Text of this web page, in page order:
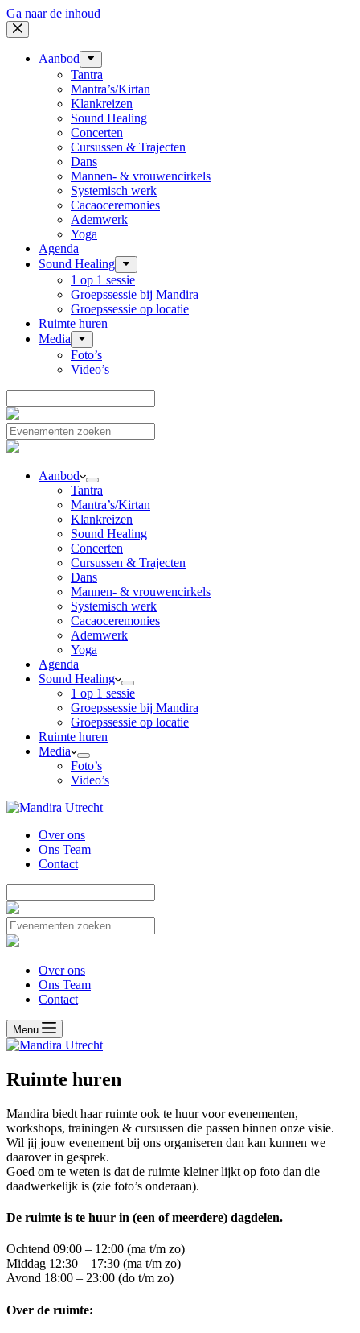
Ga naar de inhoud
Aanbod
Tantra
Mantra’s/Kirtan
Klankreizen
Sound Healing
Concerten
Cursussen & Trajecten
Dans
Mannen- & vrouwencirkels
Systemisch werk
Cacaoceremonies
Ademwerk
Yoga
Agenda
Sound Healing
1 op 1 sessie
Groepssessie bij Mandira
Groepssessie op locatie
Ruimte huren
Media
Foto’s
Video’s
Aanbod
Tantra
Mantra’s/Kirtan
Klankreizen
Sound Healing
Concerten
Cursussen & Trajecten
Dans
Mannen- & vrouwencirkels
Systemisch werk
Cacaoceremonies
Ademwerk
Yoga
Agenda
Sound Healing
1 op 1 sessie
Groepssessie bij Mandira
Groepssessie op locatie
Ruimte huren
Media
Foto’s
Video’s
Over ons
Ons Team
Contact
Over ons
Ons Team
Contact
Menu
Ruimte huren
Mandira biedt haar ruimte ook te huur voor evenementen,
workshops, trainingen & cursussen die passen binnen onze visie.
Wil jij jouw evenement bij ons organiseren dan kan kunnen we
daarover in gesprek.
Goed om te weten is dat de ruimte kleiner lijkt op foto dan die
daadwerkelijk is (zie foto’s onderaan).
De ruimte is te huur in (een of meerdere) dagdelen.
Ochtend 09:00 – 12:00 (ma t/m zo)
Middag 12:30 – 17:30 (ma t/m zo)
Avond 18:00 – 23:00 (do t/m zo)
Over de ruimte: